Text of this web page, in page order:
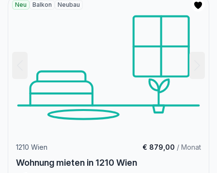
Neu Balkon Neubau
1210 Wien € 879,00 / Monat
Wohnung mieten in 1210 Wien